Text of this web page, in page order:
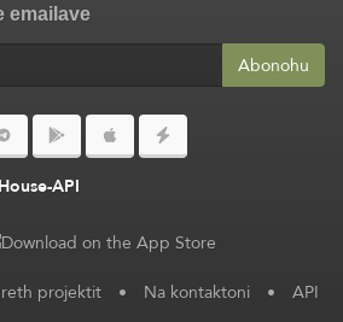
emailave
Abonohu
API
projektit • Na kontaktoni • API